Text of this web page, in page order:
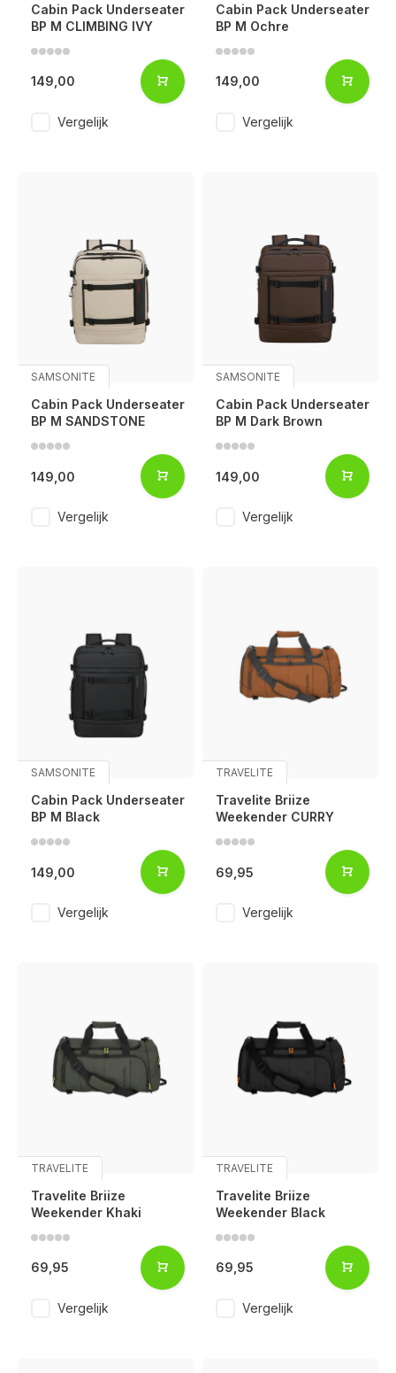
Cabin Pack Underseater
BP M CLIMBING IVY
149,00
Vergelijk
Cabin Pack Underseater
BP M Ochre
149,00
Vergelijk
SAMSONITE
Cabin Pack Underseater
BP M SANDSTONE
149,00
Vergelijk
SAMSONITE
Cabin Pack Underseater
BP M Dark Brown
149,00
Vergelijk
SAMSONITE
Cabin Pack Underseater
BP M Black
149,00
Vergelijk
TRAVELITE
Travelite Briize
Weekender CURRY
69,95
Vergelijk
TRAVELITE
Travelite Briize
Weekender Khaki
69,95
Vergelijk
TRAVELITE
Travelite Briize
Weekender Black
69,95
Vergelijk